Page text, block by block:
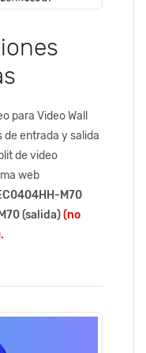
para Video Wall
de entrada y salida
de video
web
M70
(salida)(no